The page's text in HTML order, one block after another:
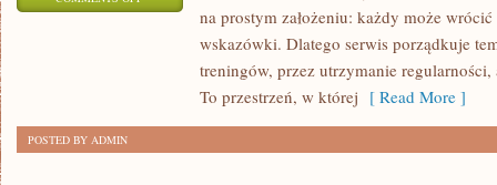
POCZĄTKUJĄCYCH
na prostym założeniu: każdy może
wskazówki. Dlatego serwis porządkuje
treningów, przez utrzymanie
To przestrzeń, w której [ Read More ]
POSTED BY ADMIN